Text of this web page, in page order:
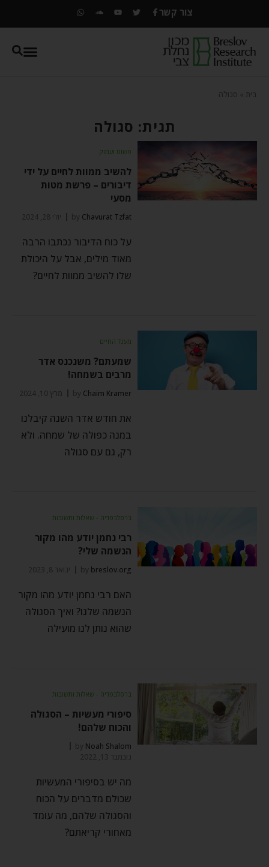
צור קשר
בית סגולה
תגית: סגולה
פשוט ועמוק
להשיב ממוות לחיים על ידי
דיבורים – פרשת מטות
מסעי
by Chavurat Tzfat יולי 28, 2024
על כוח הדיבור נכתבו הרבה
מאוד מילים, אבל על היכולת
שלו להשיב ממוות לחיים?
מעגל החיים
שמעתם? משנכנס אדר
מרבים בשמחה!
by Chaim Kramer מרץ 10, 2024
את חודש אדר השנה קיבלנו
במנה כפולה של שמחה. ולא
רק, גם עם סגולה
ברסלבפדיה - שאלות ותשובות
רבי נחמן יודע מהו מקור
הנשמה שלי?
by breslov.org ינואר 8, 2023
האם רבי נחמן יודע מהו מקור
הנשמה שלנו? ואיך הסגולה
שהוא נותן לנו מועילה
ברסלבפדיה - שאלות ותשובות
סיפורי מעשיות – הסגולה
והכוח שלהם!
by Noah Shalom
נובמבר 13, 2022
מה יש בסיפורי המעשיות
שכולם מדברים על הכוח
והסגולה שלהם, מה עומד
מאחורי קריאתם?